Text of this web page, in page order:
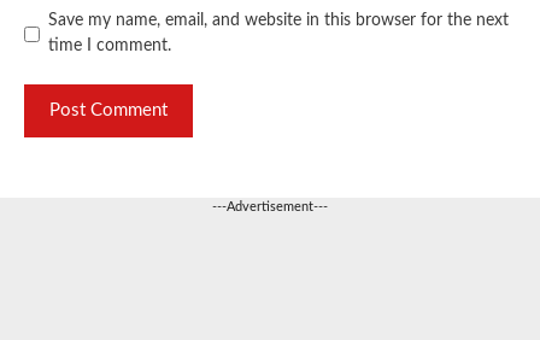
Save my name, email, and website in this browser for the next
time I comment.
---Advertisement---